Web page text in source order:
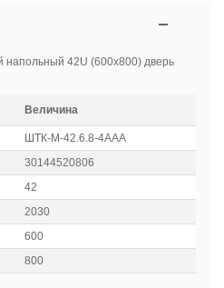
42U (600x800) дверь
Величина
ШТК-М-42.6.8-4ААА
30144520806
42
2030
600
800